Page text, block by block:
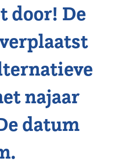
door! De
najaar
datum